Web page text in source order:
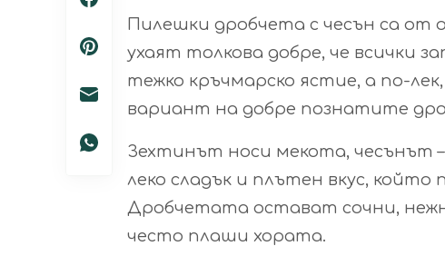
Пилешки дробчета с чесън са
ухаят толкова добре, че всички
тежко кръчмарско ястие, а по-
вариант на добре познатите
Зехтинът носи мекота, чесънът
леко сладък и плътен вкус, който
Дробчетата остават сочни,
често плаши хората.